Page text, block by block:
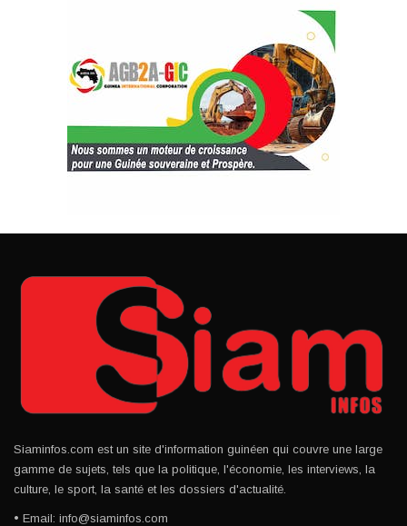
Siaminfos.com est un site d'information guinéen qui couvre une large
gamme de sujets, tels que la politique, l'économie, les interviews, la
culture, le sport, la santé et les dossiers d'actualité.
• Email: info@siaminfos.com